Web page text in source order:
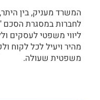
המשרד מעניק, בין
לחברות במסגרת הסכם
ליווי משפטי לעסקים
מהיר ויעיל לכל לקוח
משפטית שעולה.